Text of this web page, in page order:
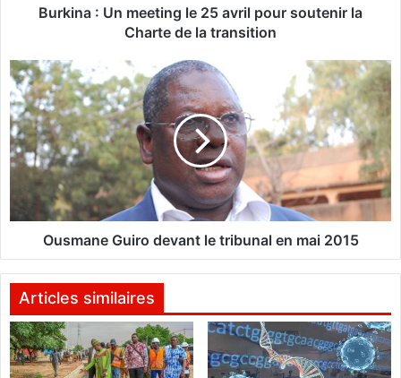
e
t
i
n
g
l
2
5
r
p
o
u
Burkina : Un meeting le 25 avril pour soutenir la
Charte de la transition
O
u
s
m
a
n
G
u
r
o
e
v
a
n
Ousmane Guiro devant le tribunal en mai 2015
Articles similaires